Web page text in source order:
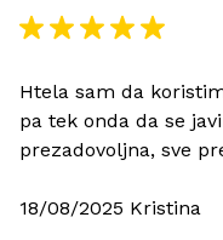
Htela sam da
pa tek onda da se
prezadovoljna, sve
18/08/2025 Kristina